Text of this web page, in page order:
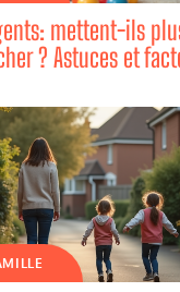
mettent-ils
? Astuces et